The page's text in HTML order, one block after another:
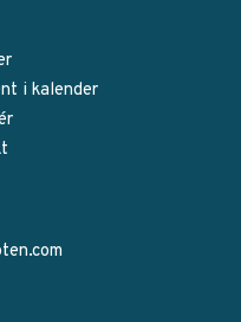
i kalender